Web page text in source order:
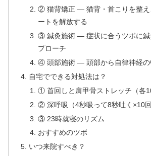
② 猫背矯正 — 猫背・首こりを整え
ートを解放する
③ 鍼灸施術 — 症状に合うツボに鍼
プローチ
④ 頭部施術 — 頭部から自律神経の
自宅でできる対処法は？
① 首回しと肩甲骨ストレッチ（各
② 深呼吸（4秒吸って8秒吐く×10回
③ 23時就寝のリズム
おすすめのツボ
いつ来院すべき？